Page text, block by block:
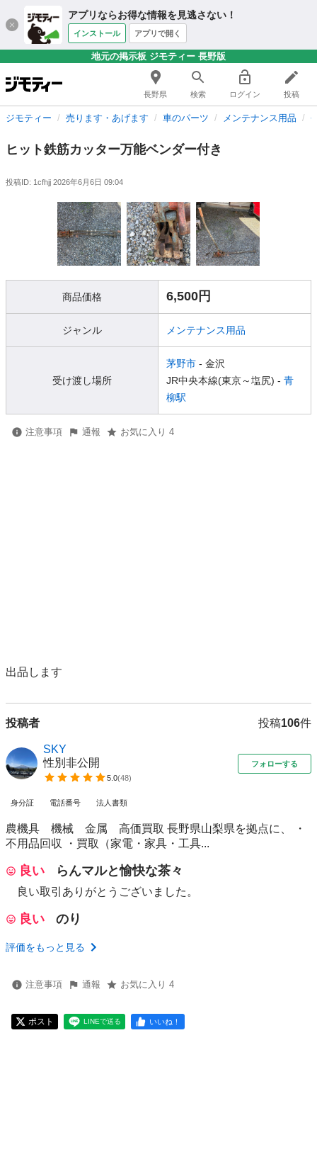
アプリならお得な情報を見逃さない！
インストール アプリで開く
地元の掲示板 ジモティー 長野版
長野県 検索 ログイン 投稿
ジモティー 売ります・あげます 車のパーツ メンテナンス用品
ヒット鉄筋カッター万能ベンダー付き
投稿ID: 1cfhjj 2026年6月6日 09:04
商品価格 6,500円
ジャンル メンテナンス用品
受け渡し場所
茅野市 - 金沢
JR中央本線(東京～塩尻) - 青
柳駅
注意事項 通報 お気に入り 4
出品します
投稿者 投稿106件
SKY
性別非公開
5.0(48)
フォローする
身分証 電話番号 法人書類
農機具 機械 金属 高価買取 長野県山梨県を拠点に、 ・
不用品回収 ・買取（家電・家具・工具...
良い らんマルと愉快な茶々
良い取引ありがとうございました。
良い のり
評価をもっと見る
注意事項 通報 お気に入り 4
ポスト LINEで送る いいね！